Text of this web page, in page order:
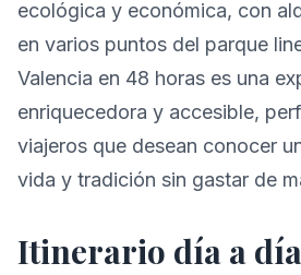
ecológica y económica, con
en varios puntos del parque
Valencia en 48 horas es una
enriquecedora y accesible,
viajeros que desean conocer
vida y tradición sin gastar de
Itinerario día a día